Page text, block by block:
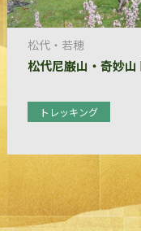
松代・若穂
松代尼巌山・奇妙
トレッキング